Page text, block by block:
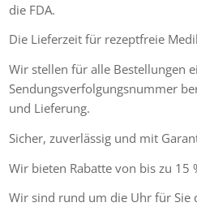
die FDA.
Die Lieferzeit für rezeptfreie
Wir stellen für alle Bestellungen
Sendungsverfolgungsnummer
und Lieferung.
Sicher, zuverlässig und mit
Wir bieten Rabatte von bis zu 15
Wir sind rund um die Uhr für Sie